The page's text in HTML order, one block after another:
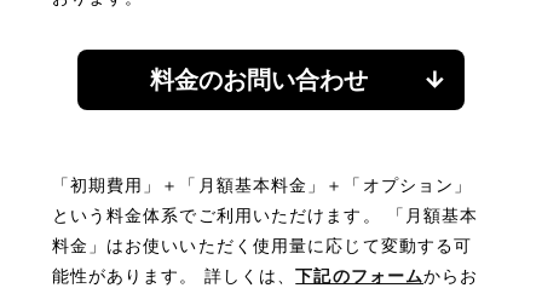
料金のお問い合わせ
「初期費用」＋「月額基本料金」＋「オプション」
という料金体系でご利用いただけます。
「月額基本
料金」はお使いいただく使用量に応じて変動する可
能性があります。
詳しくは、下記のフォームからお